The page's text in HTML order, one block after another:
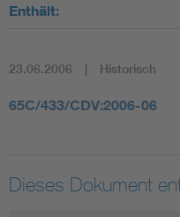
Enthält:
23.06.2006 Historisch
65C/433/CDV:2006-06
Dieses Dokument